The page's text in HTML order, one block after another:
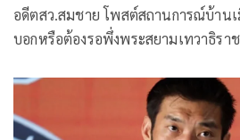
อดีตสว.สมชาย โพสต์สถานการณ์บ้าน
บอกหรือต้องรอพึ่งพระสยามเทวาธิรา